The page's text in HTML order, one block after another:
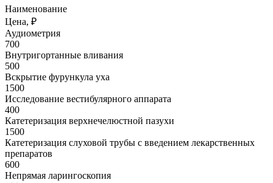
Наименование
Цена, ₽
Аудиометрия
700
Внутригортанные вливания
500
Вскрытие фурункула уха
1500
Исследование вестибулярного аппарата
400
Катетеризация верхнечелюстной пазухи
1500
Катетеризация слуховой трубы с введением лекарственных
препаратов
600
Непрямая ларингоскопия